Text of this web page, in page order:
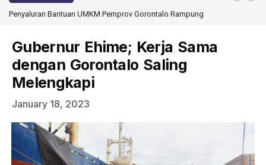
Penyaluran Bantuan UMKM Pemprov Gorontalo Rampung
Gubernur Ehime; Kerja Sama
dengan Gorontalo Saling
Melengkapi
January 18, 2023